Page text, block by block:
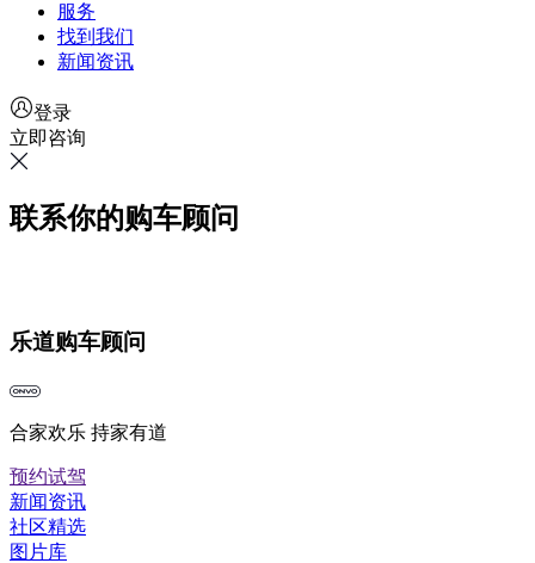
服务
找到我们
新闻资讯
登录
立即咨询
联系你的购车顾问
乐道购车顾问
合家欢乐 持家有道
预约试驾
新闻资讯
社区精选
图片库